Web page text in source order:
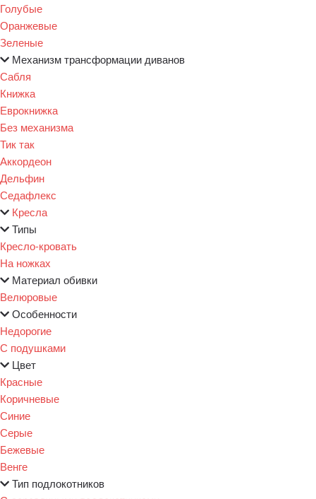
Голубые
Оранжевые
Зеленые
Механизм трансформации диванов
Сабля
Книжка
Еврокнижка
Без механизма
Тик так
Аккордеон
Дельфин
Седафлекс
Кресла
Типы
Кресло-кровать
На ножках
Материал обивки
Велюровые
Особенности
Недорогие
С подушками
Цвет
Красные
Коричневые
Синие
Серые
Бежевые
Венге
Тип подлокотников